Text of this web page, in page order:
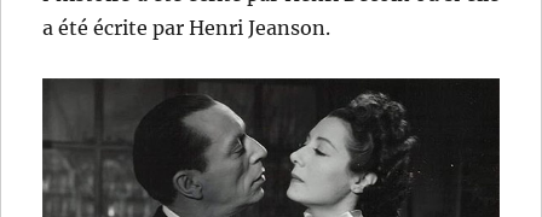
a été écrite par Henri Jeanson.